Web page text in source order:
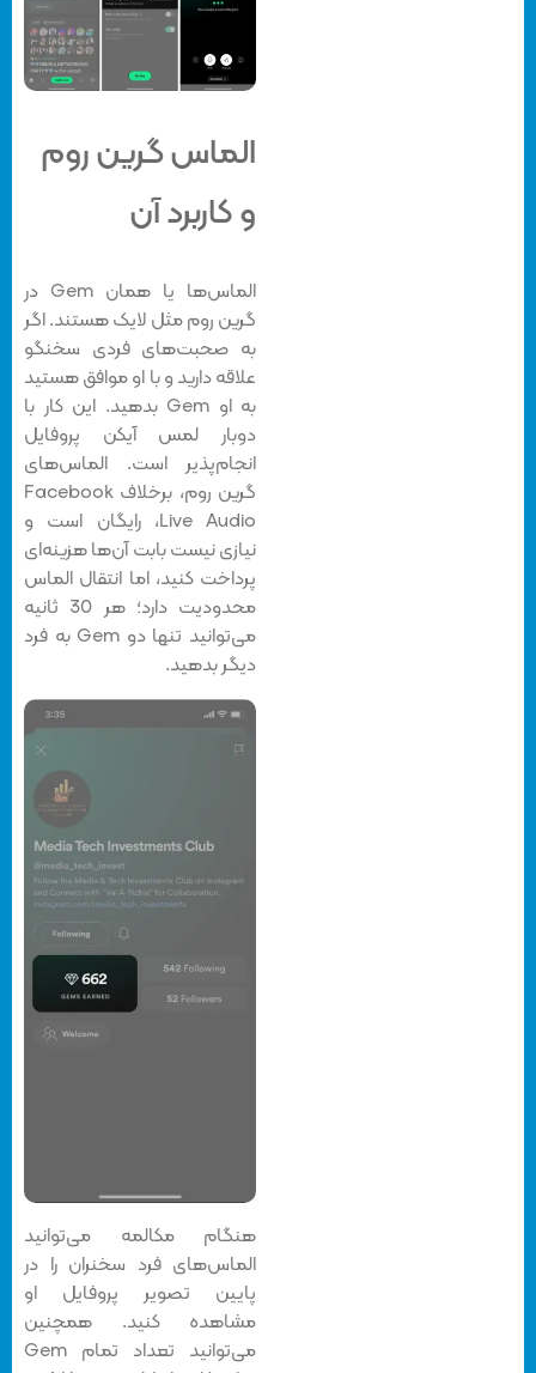
الماس گرین روم
و کاربرد آن
الماس‌ها یا همان Gem در
گرین روم مثل لایک هستند. اگر
به صحبت‌های فردی سخنگو
علاقه دارید و با او موافق هستید
به او Gem بدهید. این کار با
دوبار لمس آیکن پروفایل
انجام‌پذیر است. الماس‌های
گرین روم، برخلاف Facebook
Live Audio، رایگان است و
نیازی نیست بابت آن‌ها هزینه‌ای
پرداخت کنید، اما انتقال الماس
محدودیت دارد؛ هر 30 ثانیه
می‌توانید تنها دو Gem به فرد
دیگر بدهید.
هنگام مکالمه می‌توانید
الماس‌های فرد سخنران را در
پایین تصویر پروفایل او
مشاهده کنید. همچنین
می‌توانید تعداد تمام Gem